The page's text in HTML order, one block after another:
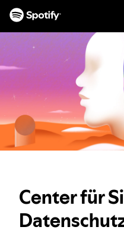
ÜBERSPRINGEN
Center für